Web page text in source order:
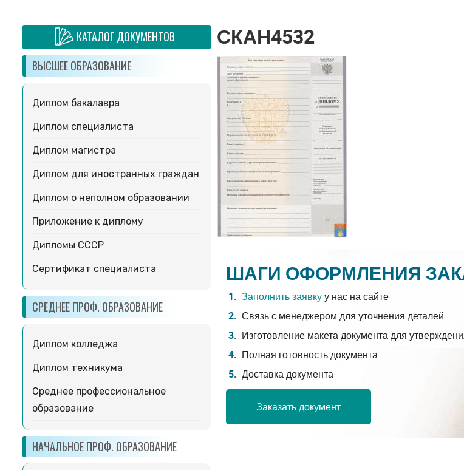
КАТАЛОГ ДОКУМЕНТОВ
ВЫСШЕЕ ОБРАЗОВАНИЕ
Диплом бакалавра
Диплом специалиста
Диплом магистра
Диплом для иностранных граждан
Диплом о неполном образовании
Приложение к диплому
Дипломы СССР
Сертификат специалиста
СРЕДНЕЕ ПРОФ. ОБРАЗОВАНИЕ
Диплом колледжа
Диплом техникума
Среднее профессиональное
образование
НАЧАЛЬНОЕ ПРОФ. ОБРАЗОВАНИЕ
СКАН4532
ШАГИ ОФОРМЛЕНИЯ
Заполнить заявкуу нас на сайте
Связь с менеджером для уточнения деталей
Изготовление макета документа для
Полная готовность документа
Доставка документа
Заказать документ